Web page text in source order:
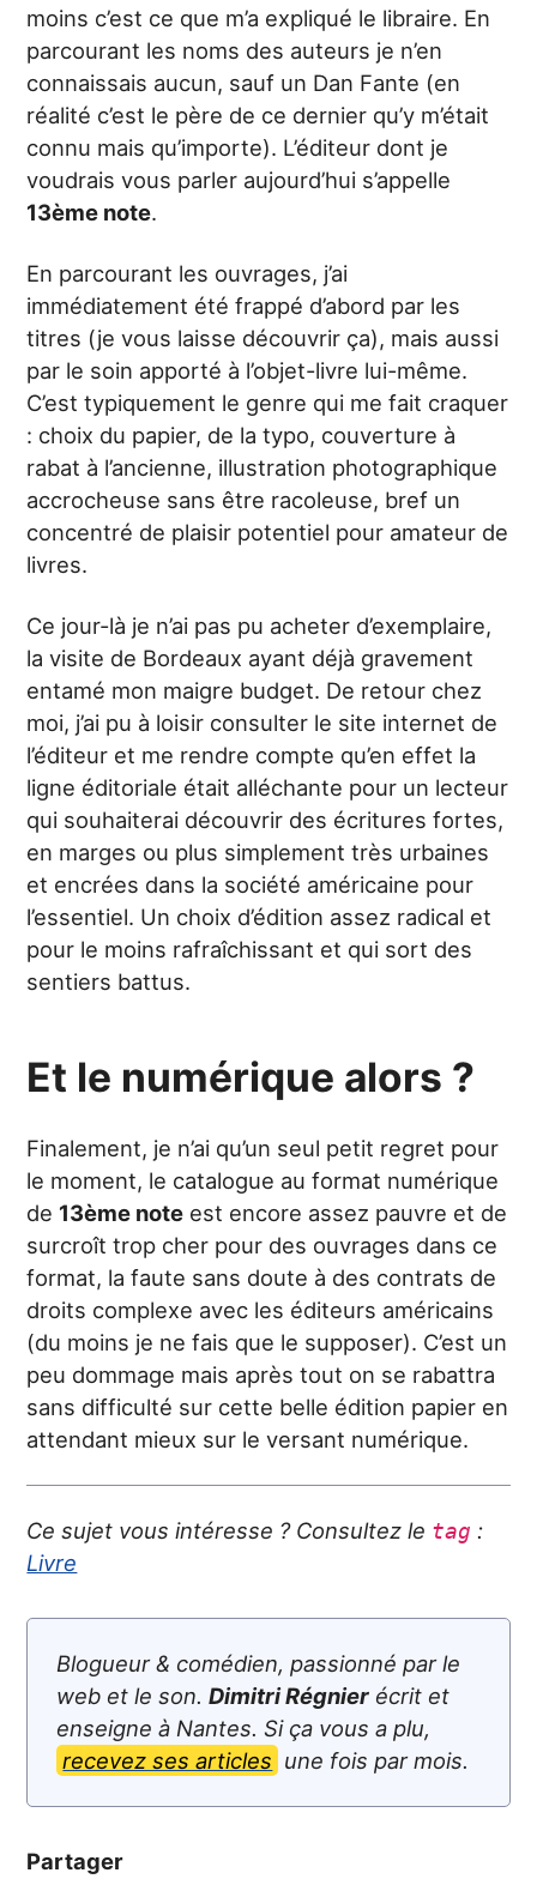
moins c’est ce que m’a expliqué le libraire. En
parcourant les noms des auteurs je n’en
connaissais aucun, sauf un Dan Fante (en
réalité c’est le père de ce dernier qu’y m’était
connu mais qu’importe). L’éditeur dont je
voudrais vous parler aujourd’hui s’appelle
13ème note.
En parcourant les ouvrages, j’ai
immédiatement été frappé d’abord par les
titres (je vous laisse découvrir ça), mais aussi
par le soin apporté à l’objet-livre lui-même.
C’est typiquement le genre qui me fait craquer
: choix du papier, de la typo, couverture à
rabat à l’ancienne, illustration photographique
accrocheuse sans être racoleuse, bref un
concentré de plaisir potentiel pour amateur de
livres.
Ce jour-là je n’ai pas pu acheter d’exemplaire,
la visite de Bordeaux ayant déjà gravement
entamé mon maigre budget. De retour chez
moi, j’ai pu à loisir consulter le site internet de
l’éditeur et me rendre compte qu’en effet la
ligne éditoriale était alléchante pour un lecteur
qui souhaiterai découvrir des écritures fortes,
en marges ou plus simplement très urbaines
et encrées dans la société américaine pour
l’essentiel. Un choix d’édition assez radical et
pour le moins rafraîchissant et qui sort des
sentiers battus.
Et le numérique alors ?
Finalement, je n’ai qu’un seul petit regret pour
le moment, le catalogue au format numérique
de 13ème note est encore assez pauvre et de
surcroît trop cher pour des ouvrages dans ce
format, la faute sans doute à des contrats de
droits complexe avec les éditeurs américains
(du moins je ne fais que le supposer). C’est un
peu dommage mais après tout on se rabattra
sans difficulté sur cette belle édition papier en
attendant mieux sur le versant numérique.
Ce sujet vous intéresse ? Consultez le tag :
Livre
Blogueur & comédien, passionné par le
web et le son.Dimitri Régnier écrit et
enseigne à Nantes. Si ça vous a plu,
recevez ses articles une fois par mois.
Partager